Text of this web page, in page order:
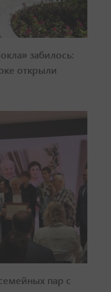
забилось:
открыли
пар с